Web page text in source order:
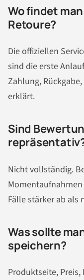
Wo findet
Retoure?
Die offiziellen
sind die erste
Zahlung,
erklärt.
Sind
Nicht vollständig.
Fälle stärker ab als
Was sollte
speichern?
Produktseite, Preis,